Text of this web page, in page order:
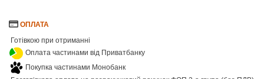
ОПЛАТА
Готівкою при отриманні
Оплата частинами від Приватбанку
Покупка частинами Монобанк